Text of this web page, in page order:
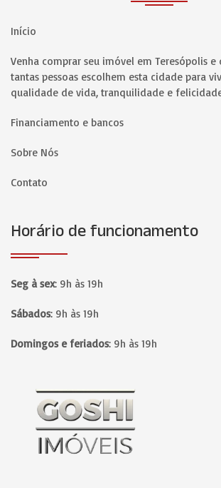
Início
Venha comprar seu imóvel em Teresópolis e
tantas pessoas escolhem esta cidade para
qualidade de vida, tranquilidade e
Financiamento e bancos
Sobre Nós
Contato
Horário de funcionamento
Seg à sex: 9h às 19h
Sábados: 9h às 19h
Domingos e feriados: 9h às 19h
Página inicial